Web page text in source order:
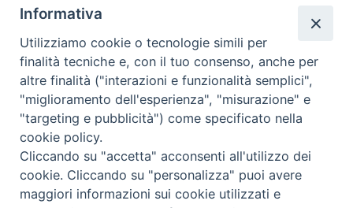
Redazione
Scrivici
Copyright © 2019 - Tutti i diritti riservati - Vita
Trentina Editrice
Privacy Policy
Informativa
Utilizziamo cookie o tecnologie simili per
finalità tecniche e, con il tuo consenso, anche per
altre finalità ("interazioni e funzionalità semplici",
"miglioramento dell'esperienza", "misurazione" e
"targeting e pubblicità") come specificato nella
cookie policy.
Cliccando su "accetta" acconsenti all'utilizzo dei
cookie. Cliccando su "personalizza" puoi avere
maggiori informazioni sui cookie utilizzati e